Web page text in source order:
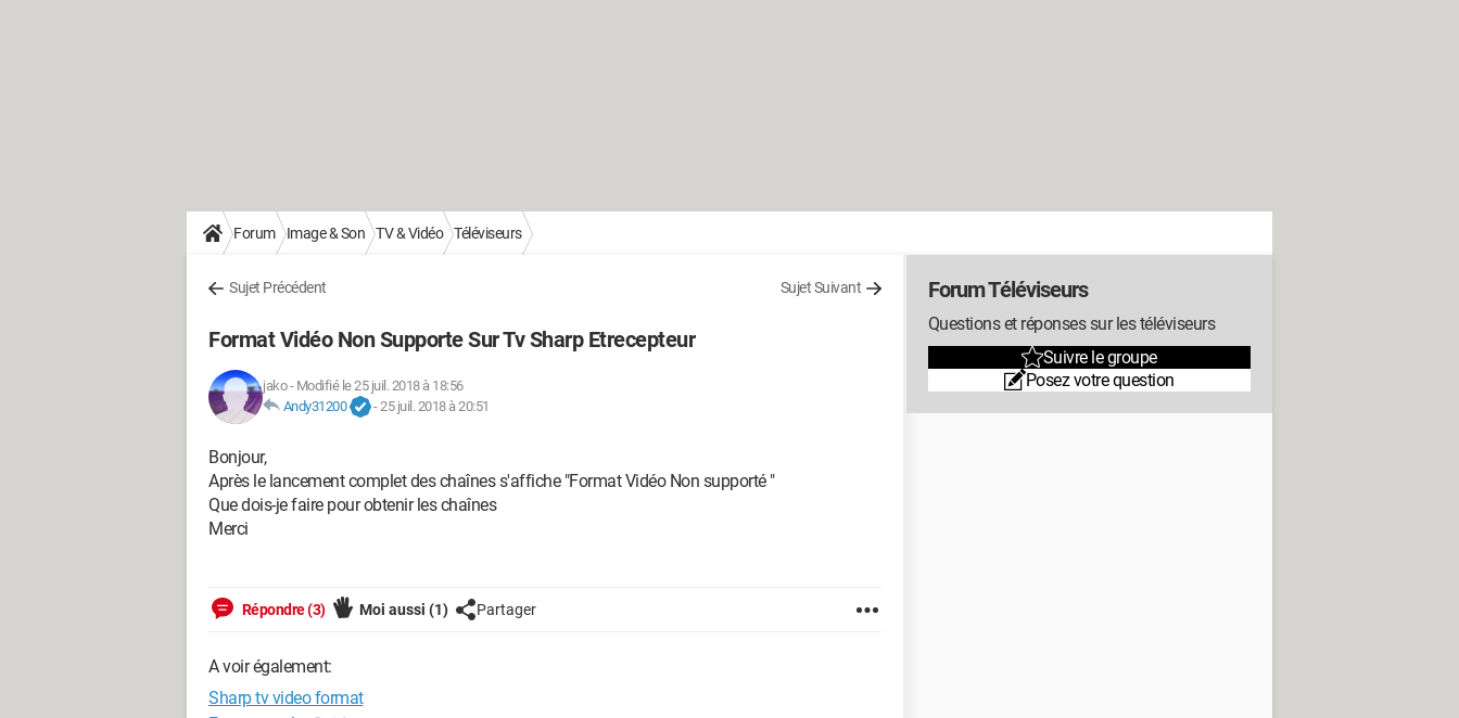
Forum Image & Son TV & Vidéo Téléviseurs
Sujet Précédent Sujet Suivant
Format Vidéo Non Supporte Sur Tv Sharp Etrecepteur
jako- Modifié le 25 juil. 2018 à 18:56
Andy31200
-25 juil. 2018 à 20:51
Bonjour,
Après le lancement complet des chaînes s'affiche "Format Vidéo Non supporté "
Que dois-je faire pour obtenir les chaînes
Merci
Répondre (3) Moi aussi (1) Partager
A voir également:
Sharp tv video format
Forum Téléviseurs
Questions et réponses sur les téléviseurs
Suivre le groupe
Posez votre question